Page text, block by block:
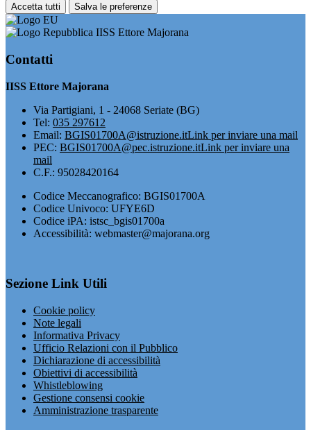
Accetta tutti Salva le preferenze
IISS Ettore Majorana
Contatti
IISS Ettore Majorana
Via Partigiani, 1 - 24068 Seriate (BG)
Tel: 035 297612
Email: BGIS01700A@istruzione.itLink per inviare una mail
PEC: BGIS01700A@pec.istruzione.itLink per inviare una
mail
C.F.: 95028420164
Codice Meccanografico: BGIS01700A
Codice Univoco: UFYE6D
Codice iPA: istsc_bgis01700a
Accessibilità: webmaster@majorana.org
Sezione Link Utili
Cookie policy
Note legali
Informativa Privacy
Ufficio Relazioni con il Pubblico
Dichiarazione di accessibilità
Obiettivi di accessibilità
Whistleblowing
Gestione consensi cookie
Amministrazione trasparente